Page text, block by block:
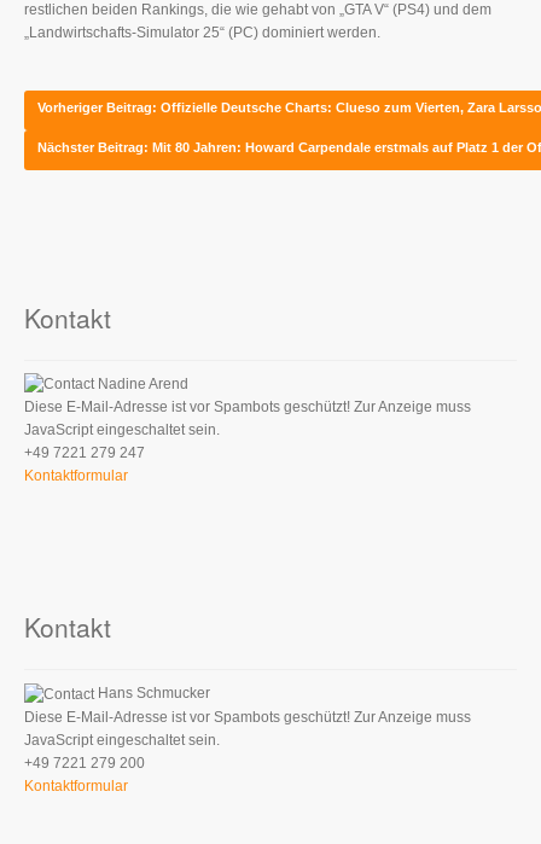
restlichen beiden Rankings, die wie gehabt von „GTA V“ (PS4) und dem
„Landwirtschafts-Simulator 25“ (PC) dominiert werden.
Vorheriger Beitrag: Offizielle Deutsche Charts: Clueso zum Vierten, Zara
Nächster Beitrag: Mit 80 Jahren: Howard Carpendale erstmals auf Platz 1 der
Kontakt
Nadine Arend
Diese E-Mail-Adresse ist vor Spambots geschützt! Zur Anzeige muss
JavaScript eingeschaltet sein.
+49 7221 279 247
Kontaktformular
Kontakt
Hans Schmucker
Diese E-Mail-Adresse ist vor Spambots geschützt! Zur Anzeige muss
JavaScript eingeschaltet sein.
+49 7221 279 200
Kontaktformular